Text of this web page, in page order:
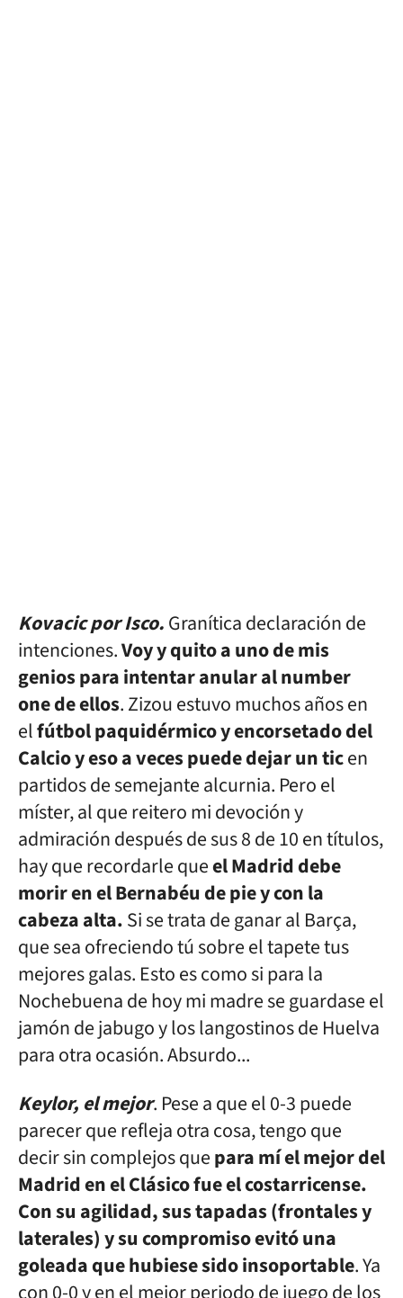
Kovacic por Isco.Granítica declaración de
intenciones.Voy y quito a uno de mis
genios para intentar anular al number
one de ellos. Zizou estuvo muchos años en
elfútbol paquidérmico y encorsetado del
Calcio y eso a veces puede dejar un ticen
partidos de semejante alcurnia. Pero el
míster, al que reitero mi devoción y
admiración después de sus 8 de 10 en títulos,
hay que recordarle queel Madrid debe
morir en el Bernabéu de pie y con la
cabeza alta.Si se trata de ganar al Barça,
que sea ofreciendo tú sobre el tapete tus
mejores galas. Esto es como si para la
Nochebuena de hoy mi madre se guardase el
jamón de jabugo y los langostinos de Huelva
para otra ocasión. Absurdo...
Keylor, el mejor. Pese a que el 0-3 puede
parecer que refleja otra cosa, tengo que
decir sin complejos quepara mí el mejor del
Madrid en el Clásico fue el costarricense.
Con su agilidad, sus tapadas (frontales y
laterales) y su compromiso evitó una
goleada que hubiese sido insoportable. Ya